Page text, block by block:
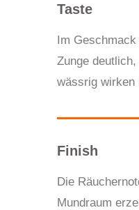
Taste
Im
Zunge
wässrig wirken
Finish
Die
Mundraum